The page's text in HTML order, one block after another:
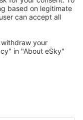
hotelů,
ubytování